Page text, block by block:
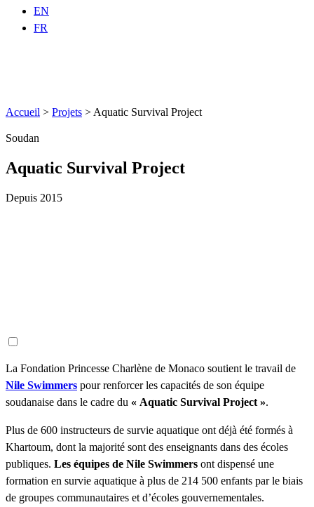
EN
FR
Accueil > Projets > Aquatic Survival Project
Soudan
Aquatic Survival Project
Depuis 2015
La Fondation Princesse Charlène de Monaco soutient le travail de
Nile Swimmers pour renforcer les capacités de son équipe
soudanaise dans le cadre du « Aquatic Survival Project ».
Plus de 600 instructeurs de survie aquatique ont déjà été formés à
Khartoum, dont la majorité sont des enseignants dans des écoles
publiques. Les équipes de Nile Swimmers ont dispensé une
formation en survie aquatique à plus de 214 500 enfants par le biais
de groupes communautaires et d’écoles gouvernementales.